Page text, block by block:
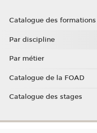
Catalogue des formations
Par discipline
Par métier
Catalogue de la FOAD
Catalogue des stages